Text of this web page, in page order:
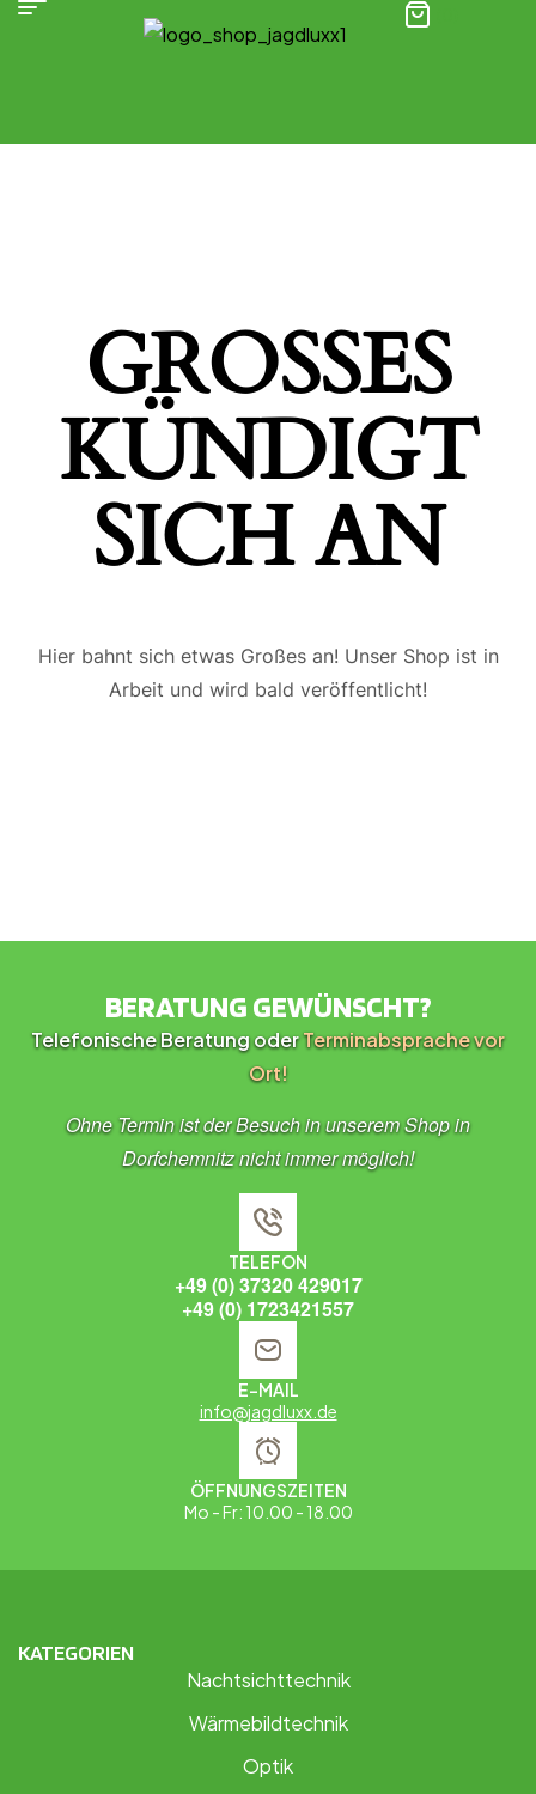
GROSSES K
ÜNDIGT S
ICH AN
Hier bahnt sich etwas Großes an! Unser Shop ist in
Arbeit und wird bald veröffentlicht!
BERATUNG GEWÜNSCHT?
Telefonische Beratung oderTerminabsprache vor
Ort!
Ohne Termin ist der Besuch in unserem Shop in
Dorfchemnitz nicht immer möglich!
TELEFON
+49 (0) 37320 429017
+49 (0) 1723421557
E-MAIL
info@jagdluxx.de
ÖFFNUNGSZEITEN
Mo - Fr: 10.00 - 18.00
KATEGORIEN
Nachtsichttechnik
Wärmebildtechnik
Optik